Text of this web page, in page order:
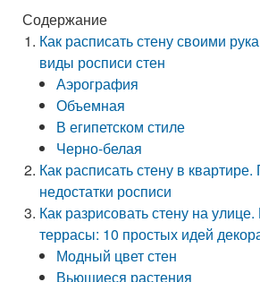
Содержание
Как расписать стену своими
виды росписи стен
Аэрография
Объемная
В египетском стиле
Черно-белая
Как расписать стену в
недостатки росписи
Как разрисовать стену на
террасы: 10 простых идей
Модный цвет стен
Вьющиеся растения